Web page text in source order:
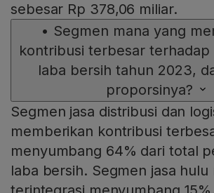
sebesar Rp 378,06 miliar.
• Segmen mana yang
kontribusi terbesar terhadap
laba bersih tahun 2023,
proporsinya?
Segmen jasa distribusi dan
memberikan kontribusi
menyumbang 64% dari total
laba bersih. Segmen jasa hulu